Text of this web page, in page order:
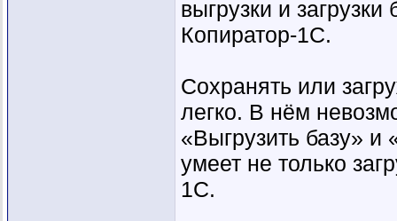
выгрузки и
Копиратор-1С.
Сохранять или
легко. В нём
«Выгрузить базу» и
умеет не только
1С.